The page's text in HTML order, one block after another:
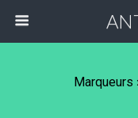
Marqueurs